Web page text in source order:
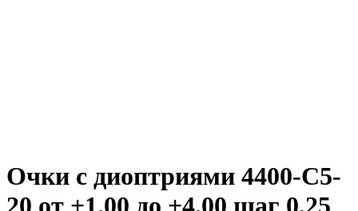
Очки с диоптриями 4400-C5-